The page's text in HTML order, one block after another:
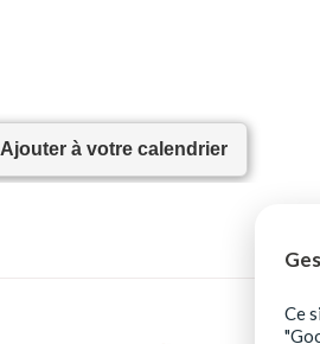
Ajouter à votre calendrier
Ce